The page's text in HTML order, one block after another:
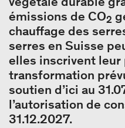
émissions de CO2
chauffage des
serres en Suisse
elles inscrivent leur
transformation
soutien d’ici au
l’autorisation de
31.12.2027.